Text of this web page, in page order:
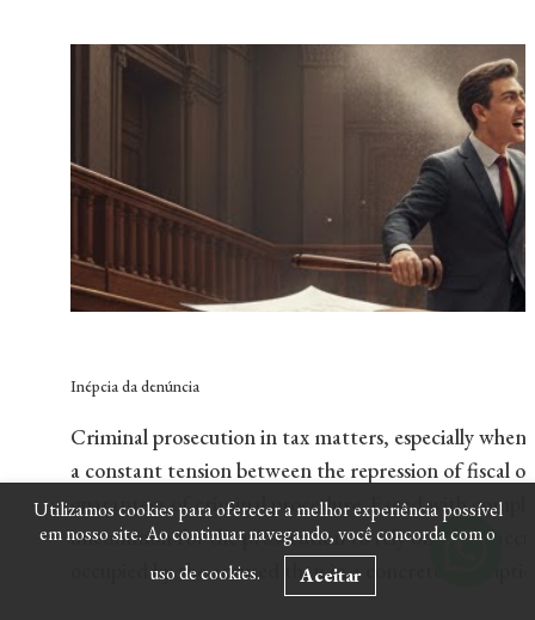
Inépcia da denúncia
Criminal prosecution in tax matters, especially
a constant tension between the repression of fiscal
guarantees of criminal procedure. Faced with
uncommon for the prosecution to rely on broad
occupied by the accused than in a concrete
Utilizamos cookies para oferecer a melhor experiência possível
em nosso site. Ao continuar navegando, você concorda com o
uso de cookies.
Aceitar